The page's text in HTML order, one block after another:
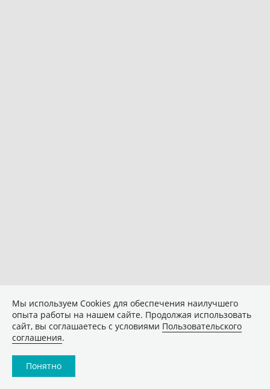
Мы используем Сookies для обеспечения наилучшего
опыта работы на нашем сайте. Продолжая использовать
сайт, вы соглашаетесь с условиями Пользовательского
соглашения.
Понятно